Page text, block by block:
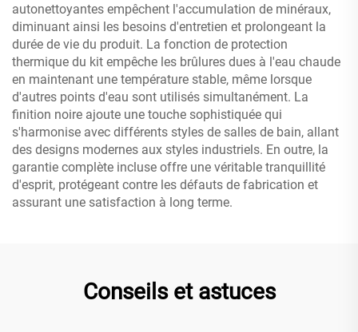
autonettoyantes empêchent l'accumulation de minéraux,
diminuant ainsi les besoins d'entretien et prolongeant la
durée de vie du produit. La fonction de protection
thermique du kit empêche les brûlures dues à l'eau chaude
en maintenant une température stable, même lorsque
d'autres points d'eau sont utilisés simultanément. La
finition noire ajoute une touche sophistiquée qui
s'harmonise avec différents styles de salles de bain, allant
des designs modernes aux styles industriels. En outre, la
garantie complète incluse offre une véritable tranquillité
d'esprit, protégeant contre les défauts de fabrication et
assurant une satisfaction à long terme.
Conseils et astuces